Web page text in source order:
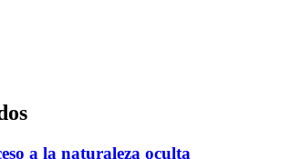
a la naturaleza oculta